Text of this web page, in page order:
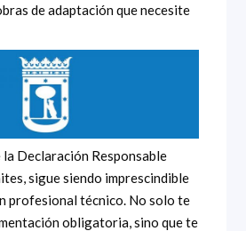
de adaptación que necesite
la Declaración Responsable
sigue siendo imprescindible
profesional técnico. No solo te
obligatoria, sino que te